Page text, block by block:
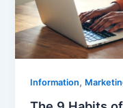
Information,